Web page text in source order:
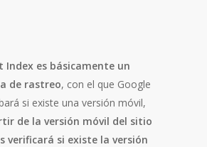
Index es básicamente un
de rastreo, con el que Google
si existe una versión móvil,
de la versión móvil del sitio
verificará si existe la versión